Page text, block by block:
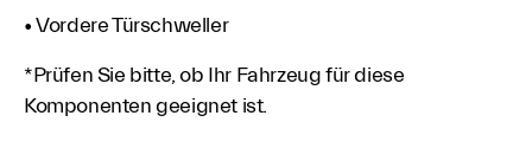
• Vordere Türschweller
*Prüfen Sie bitte, ob Ihr Fahrzeug für diese
Komponenten geeignet ist.